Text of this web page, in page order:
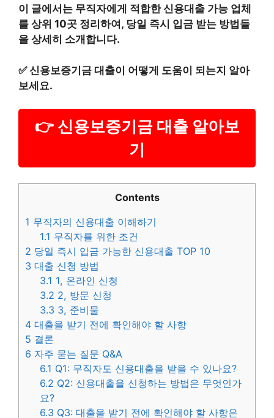
이 글에서는 무직자에게 적합한 신용대출 가능 업체
를 상위 10곳 정리하여, 당일 즉시 입금 받는 방법들
을 상세히 소개합니다.
✅신용보증기금 대출이 어떻게 도움이 되는지 알아
보세요.
👉 신용보증기금 대출 알아보
기
Contents
1 무직자의 신용대출 이해하기
1.1 무직자를 위한 조건
2 당일 즉시 입금 가능한 신용대출 TOP 10
3 대출 신청 방법
3.1 1, 온라인 신청
3.2 2, 방문 신청
3.3 3, 준비물
4 대출을 받기 전에 확인해야 할 사항
5 결론
6 자주 묻는 질문 Q&A
6.1 Q1: 무직자도 신용대출을 받을 수 있나요?
6.2 Q2: 신용대출을 신청하는 방법은 무엇인가
요?
6.3 Q3: 대출을 받기 전에 확인해야 할 사항은